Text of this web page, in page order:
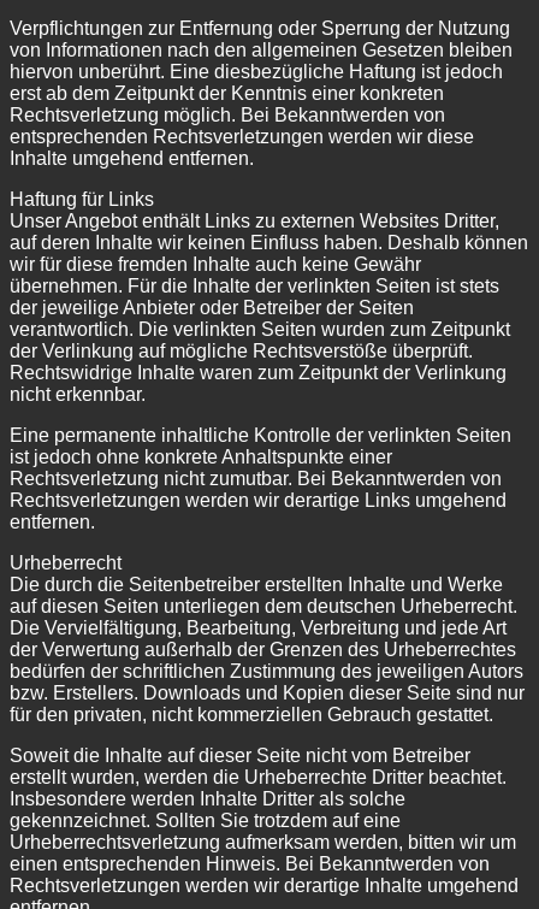
Verpflichtungen zur Entfernung oder Sperrung der Nutzung
von Informationen nach den allgemeinen Gesetzen bleiben
hiervon unberührt. Eine diesbezügliche Haftung ist jedoch
erst ab dem Zeitpunkt der Kenntnis einer konkreten
Rechtsverletzung möglich. Bei Bekanntwerden von
entsprechenden Rechtsverletzungen werden wir diese
Inhalte umgehend entfernen.
Haftung für Links
Unser Angebot enthält Links zu externen Websites Dritter,
auf deren Inhalte wir keinen Einfluss haben. Deshalb können
wir für diese fremden Inhalte auch keine Gewähr
übernehmen. Für die Inhalte der verlinkten Seiten ist stets
der jeweilige Anbieter oder Betreiber der Seiten
verantwortlich. Die verlinkten Seiten wurden zum Zeitpunkt
der Verlinkung auf mögliche Rechtsverstöße überprüft.
Rechtswidrige Inhalte waren zum Zeitpunkt der Verlinkung
nicht erkennbar.
Eine permanente inhaltliche Kontrolle der verlinkten Seiten
ist jedoch ohne konkrete Anhaltspunkte einer
Rechtsverletzung nicht zumutbar. Bei Bekanntwerden von
Rechtsverletzungen werden wir derartige Links umgehend
entfernen.
Urheberrecht
Die durch die Seitenbetreiber erstellten Inhalte und Werke
auf diesen Seiten unterliegen dem deutschen Urheberrecht.
Die Vervielfältigung, Bearbeitung, Verbreitung und jede Art
der Verwertung außerhalb der Grenzen des Urheberrechtes
bedürfen der schriftlichen Zustimmung des jeweiligen Autors
bzw. Erstellers. Downloads und Kopien dieser Seite sind nur
für den privaten, nicht kommerziellen Gebrauch gestattet.
Soweit die Inhalte auf dieser Seite nicht vom Betreiber
erstellt wurden, werden die Urheberrechte Dritter beachtet.
Insbesondere werden Inhalte Dritter als solche
gekennzeichnet. Sollten Sie trotzdem auf eine
Urheberrechtsverletzung aufmerksam werden, bitten wir um
einen entsprechenden Hinweis. Bei Bekanntwerden von
Rechtsverletzungen werden wir derartige Inhalte umgehend